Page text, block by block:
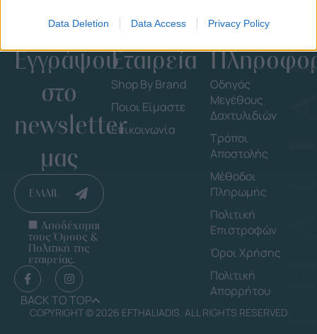
Data Deletion Data Access Privacy Policy
Εγγράψου
στο
newsletter
μας
EMAIL
Αποδέχομαι
τους Όρους &
Πολιτική της
εταιρείας.
BACK TO TOP
Εταιρεία
Shop By Brand
Ποιοι Είμαστε
Επικοινωνία
Οδηγός
Μεγέθους
Δαχτυλιδιών
Τρόποι
Αποστολής
Μέθοδοι
Πληρωμής
Πολιτική
Επιστροφών
Όροι Χρήσης
Πολιτική
Απορρήτου
COPYRIGHT © 2026 EFTHALIADIS. ALL RIGHTS RESERVED